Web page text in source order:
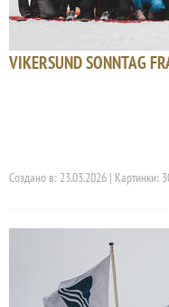
VIKERSUND SONNTAG
Создано в: 23.03.2026 | Картинки: